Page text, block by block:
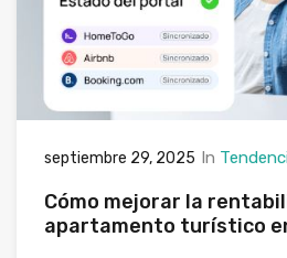
septiembre 29, 2025 In
Cómo mejorar la
apartamento turístico